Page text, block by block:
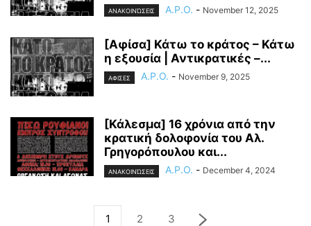
ΑΝΑΚΟΙΝΏΣΕΙΣ A.P.O. - November 12, 2025
[Αφίσα] Κάτω το κράτος – Κάτω
η εξουσία | Αντικρατικές –...
ΑΦΙΣΕΣ A.P.O. - November 9, 2025
[Κάλεσμα] 16 χρόνια από την
κρατική δολοφονία του Αλ.
Γρηγορόπουλου και...
ΑΝΑΚΟΙΝΏΣΕΙΣ A.P.O. - December 4, 2024
1 2 3